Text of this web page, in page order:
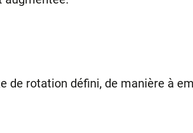
de rotation défini, de manière à